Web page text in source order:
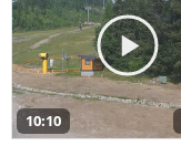
10:10